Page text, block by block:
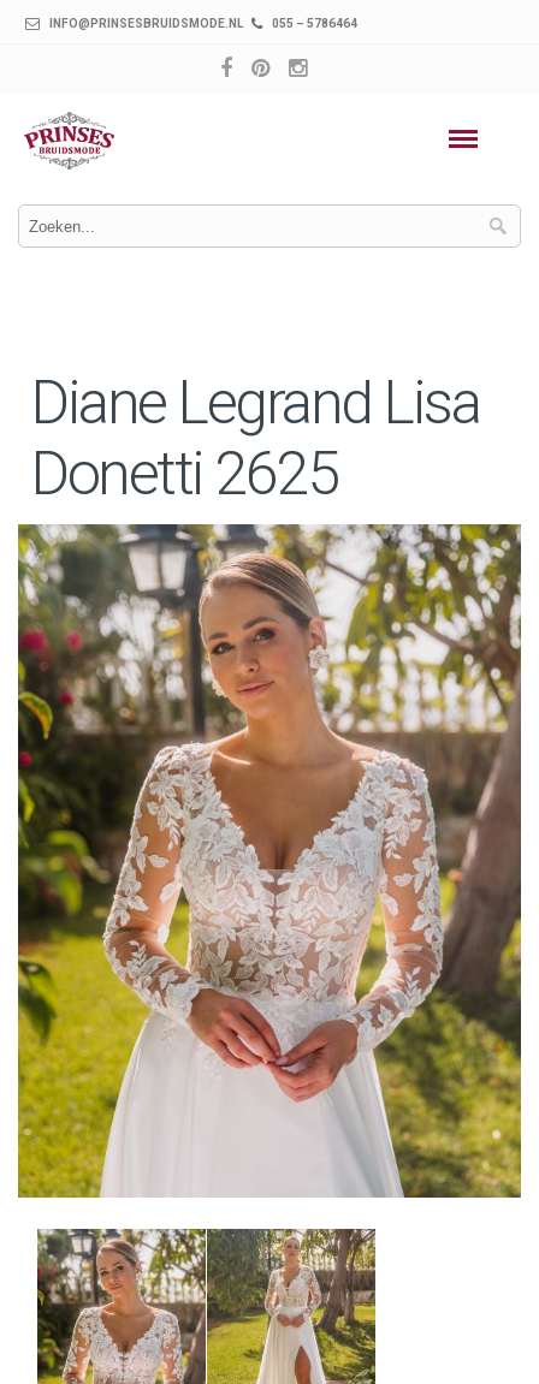
INFO@PRINSESBRUIDSMODE.NL 055 – 5786464
Diane Legrand Lisa
Donetti 2625